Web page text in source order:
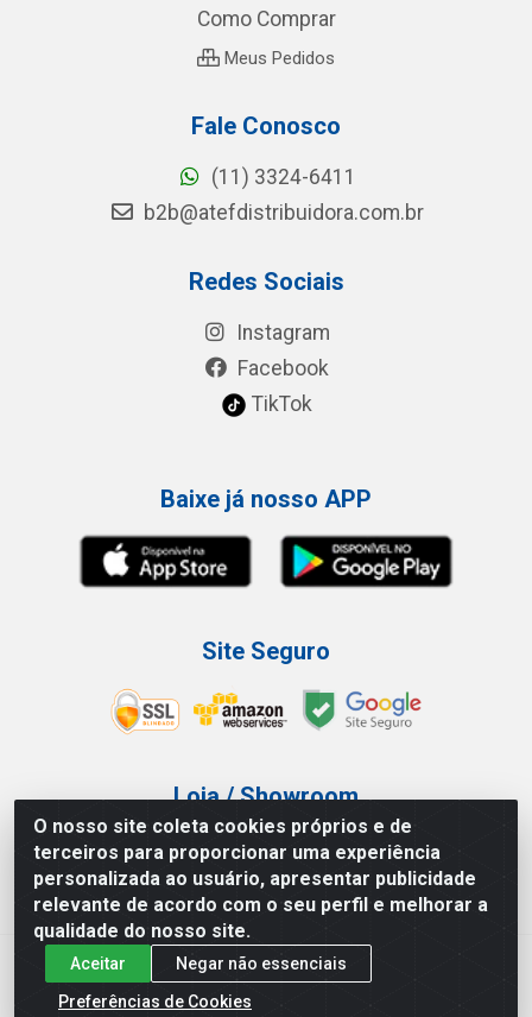
O nosso site coleta cookies próprios e de
terceiros para proporcionar uma experiência
personalizada ao usuário, apresentar publicidade
relevante de acordo com o seu perfil e melhorar a
qualidade do nosso site.
Aceitar
Negar não essenciais
Preferências de Cookies
Como Comprar
Meus Pedidos
Fale Conosco
(11) 3324-6411
b2b@atefdistribuidora.com.br
Redes Sociais
Instagram
Facebook
TikTok
Baixe já nosso APP
Site Seguro
Loja / Showroom
Tel.: (11) 3227-0546
Av Vautier, 587/597 - Pari - São Paulo/SP
Atef Distribuidora LTDA - Av. Vautier, 585/597 - Pari - São
Paulo/SP - CEP 03.032-000 - CNPJ 27.717.135/0001-29